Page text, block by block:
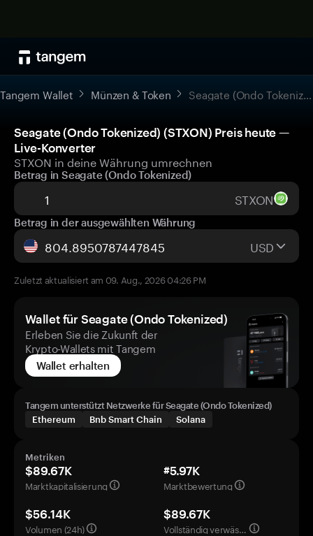
Tangem Wallet Münzen & Token Seagate (Ondo Tokenized)
Seagate (Ondo Tokenized) (STXON) Preis heute —
Live-Konverter
STXON in deine Währung umrechnen
Betrag in Seagate (Ondo Tokenized)
STXON
Betrag in der ausgewählten Währung
USD
Zuletzt aktualisiert am 09. Aug., 2026 04:26 PM
Wallet für Seagate (Ondo Tokenized)
Erleben Sie die Zukunft der
Krypto-Wallets mit Tangem
Wallet erhalten
Tangem unterstützt Netzwerke für Seagate (Ondo Tokenized)
Ethereum
Bnb Smart Chain Solana
Metriken
$89.67K
Marktkapitalisierung
#5.97K
Marktbewertung
$56.14K
Volumen (24h)
$89.67K
Vollständig verwässerte Bewertung